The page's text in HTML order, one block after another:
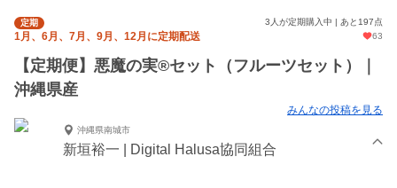
定期 3人が定期購入中 | あと197点
1月、6月、7月、9月、12月に定期配送 63
【定期便】悪魔の実®︎セット（フルーツセット）｜
沖縄県産
みんなの投稿を見る
沖縄県南城市
新垣裕一 | Digital Halusa協同組合